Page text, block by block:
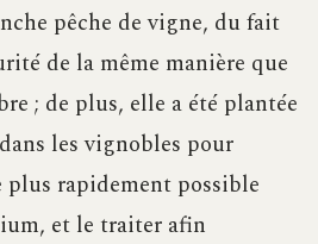
pêche de vigne, du fait
de la même manière que
; de plus, elle a été plantée
les vignobles pour
rapidement possible
et le traiter afin